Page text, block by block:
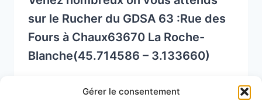
Gérer le consentement
sur le Rucher du GDSA 63 :Rue des
Fours à Chaux63670 La Roche-
Blanche(45.714586 – 3.133660)
READ MORE
APICOLE